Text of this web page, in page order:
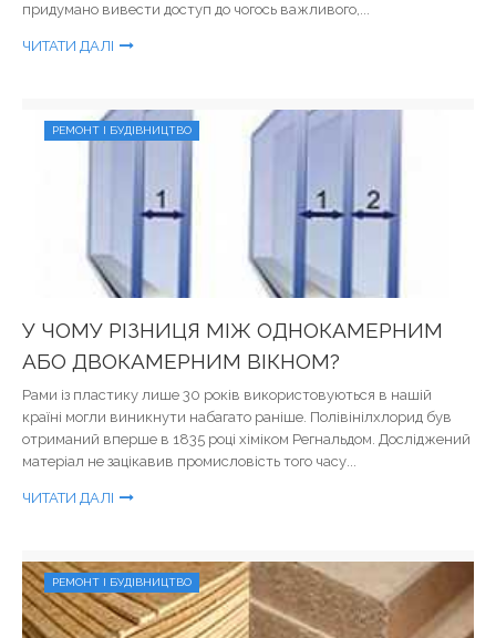
придумано вивести доступ до чогось важливого,...
ЧИТАТИ ДАЛІ
РЕМОНТ І БУДІВНИЦТВО
У ЧОМУ РІЗНИЦЯ МІЖ ОДНОКАМЕРНИМ
АБО ДВОКАМЕРНИМ ВІКНОМ?
Рами із пластику лише 30 років використовуються в нашій
країні могли виникнути набагато раніше. Полівінілхлорид був
отриманий вперше в 1835 році хіміком Регнальдом. Досліджений
матеріал не зацікавив промисловість того часу...
ЧИТАТИ ДАЛІ
РЕМОНТ І БУДІВНИЦТВО